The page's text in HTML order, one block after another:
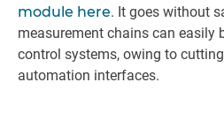
module here. It goes without
measurement chains can easily
control systems, owing to
automation interfaces.